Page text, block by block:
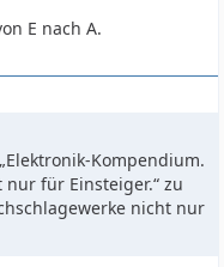
E nach A.
Kompendium.
für Einsteiger.“ zu
nicht nur